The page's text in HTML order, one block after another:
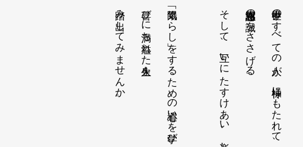
世界中のすべての人が、神様にもたれて、
報恩感謝の誠をささげる。
そして、互いにたすけあい、楽しむ。
「陽気ぐらし」をするための心遣いを学び、
喜びに満ち溢れた人生を
踏み出してみませんか。